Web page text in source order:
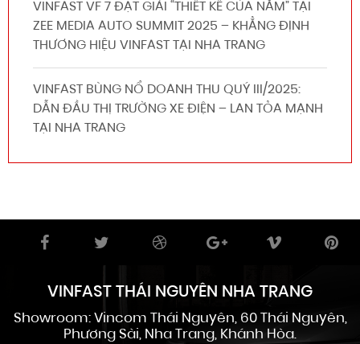
VINFAST VF 7 ĐẠT GIẢI “THIẾT KẾ CỦA NĂM” TẠI
ZEE MEDIA AUTO SUMMIT 2025 – KHẲNG ĐỊNH
THƯƠNG HIỆU VINFAST TẠI NHA TRANG
VINFAST BÙNG NỔ DOANH THU QUÝ III/2025:
DẪN ĐẦU THỊ TRƯỜNG XE ĐIỆN – LAN TỎA MẠNH
TẠI NHA TRANG
VINFAST THÁI NGUYÊN NHA TRANG
Showroom: Vincom Thái Nguyên, 60 Thái Nguyên,
Phương Sài, Nha Trang, Khánh Hòa.